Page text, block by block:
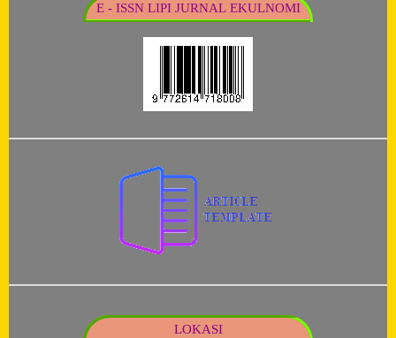
E - ISSN LIPI JURNAL EKULNOMI
LOKASI